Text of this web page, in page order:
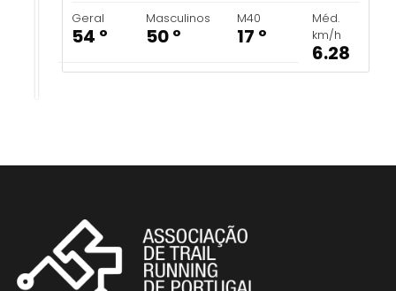
Geral
54 º
Masculinos
50 º
M40
17 º
Méd.
km/h
6.28